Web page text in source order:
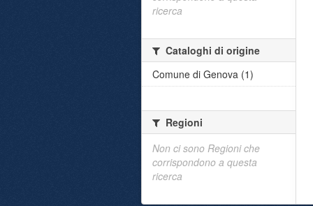
ricerca
Cataloghi di origine
Comune di Genova (1)
Regioni
Non ci sono Regioni che
corrispondono a questa
ricerca